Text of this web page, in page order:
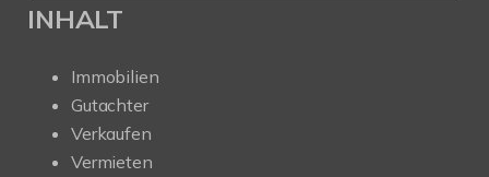
INHALT
Immobilien
Gutachter
Verkaufen
Vermieten